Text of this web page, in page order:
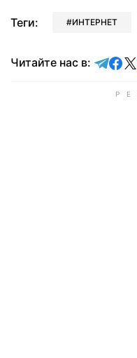
Теги: ИНТЕРНЕТ
Читайте нас в: